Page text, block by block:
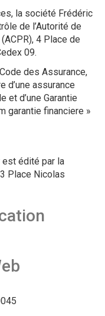
la société Frédéric
de l’Autorité de
4 Place de
09.
des Assurance,
d’une assurance
d’une Garantie
garantie financiere »
édité par la
Place Nicolas